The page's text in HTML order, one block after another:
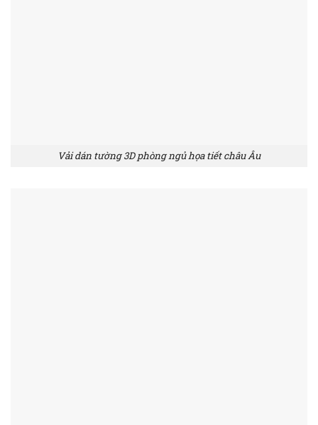
Vải dán tường 3D phòng ngủ họa tiết châu Âu